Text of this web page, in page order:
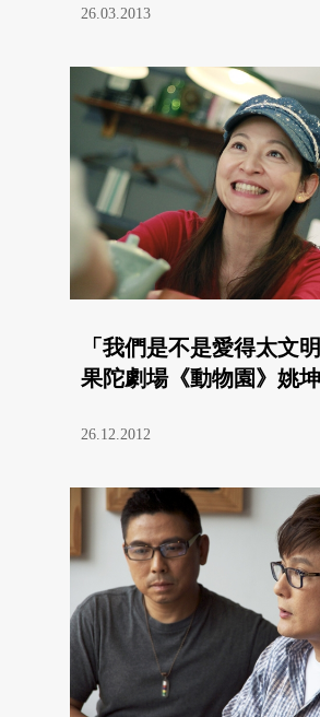
26.03.2013
「我們是不是愛得太
果陀劇場《動物園》姚
26.12.2012